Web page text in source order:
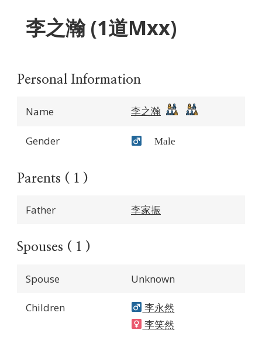
李之瀚 (1道Mxx)
Personal Information
Name 李之瀚
Gender Male
Parents ( 1 )
Father 李家振
Spouses ( 1 )
Spouse Unknown
Children
李永然
李笑然